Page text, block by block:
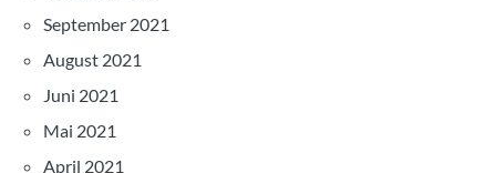
September 2021
August 2021
Juni 2021
Mai 2021
April 2021